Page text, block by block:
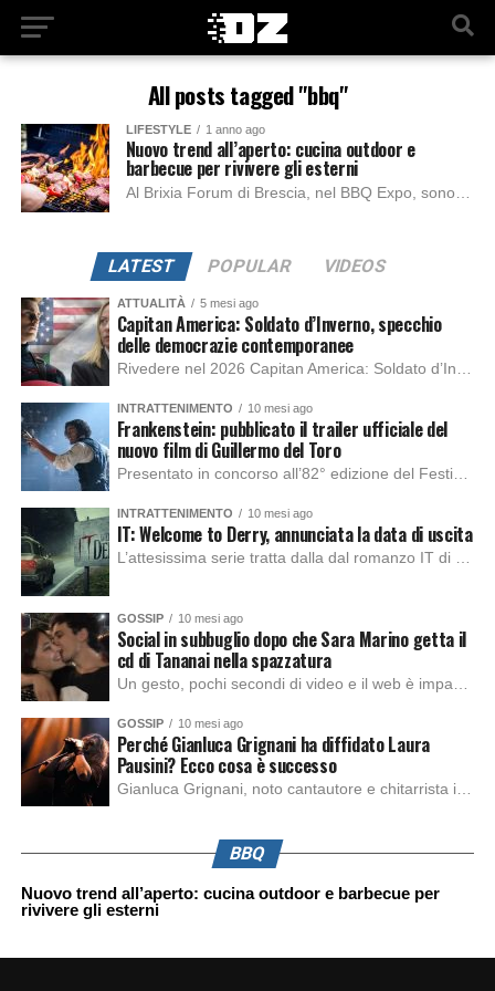
All posts tagged "bbq"
LIFESTYLE 1 anno ago
Nuovo trend all’aperto: cucina outdoor e
barbecue per rivivere gli esterni
LATEST POPULAR VIDEOS
ATTUALITÀ 5 mesi ago
Capitan America: Soldato d’Inverno, specchio
delle democrazie contemporanee
INTRATTENIMENTO 10 mesi ago
Frankenstein: pubblicato il trailer ufficiale del
nuovo film di Guillermo del Toro
INTRATTENIMENTO 10 mesi ago
IT: Welcome to Derry, annunciata la data di uscita
GOSSIP 10 mesi ago
Social in subbuglio dopo che Sara Marino getta il
cd di Tananai nella spazzatura
GOSSIP 10 mesi ago
Perché Gianluca Grignani ha diffidato Laura
Pausini? Ecco cosa è successo
BBQ
Nuovo trend all’aperto: cucina outdoor e barbecue per
rivivere gli esterni